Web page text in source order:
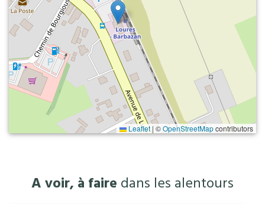
Leaflet | ©OpenStreetMapcontributors
A voir, à faire dans les alentours